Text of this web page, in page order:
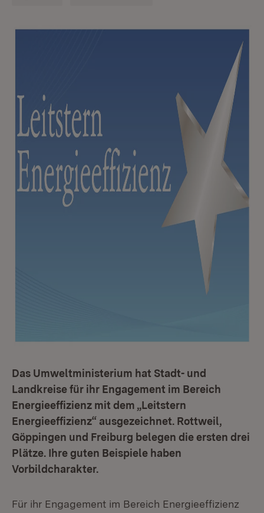
Das Umweltministerium hat Stadt- und
Landkreise für ihr Engagement im Bereich
Energieeffizienz mit dem „Leitstern
Energieeffizienz“ ausgezeichnet. Rottweil,
Göppingen und Freiburg belegen die ersten drei
Plätze. Ihre guten Beispiele haben
Vorbildcharakter.
Für ihr Engagement im Bereich Energieeffizienz